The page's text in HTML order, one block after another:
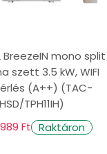
az alábbiak
BreezeIN mono split
szett 3.5 kW, WIFI
(A++) (TAC-
TPH11IH)
Ft Raktáron